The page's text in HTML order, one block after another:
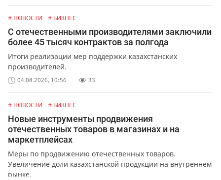
# НОВОСТИ # БИЗНЕС
С отечественными производителями заключили
более 45 тысяч контрактов за полгода
Итоги реализации мер поддержки казахстанских
производителей.
04.08.2026, 10:56 33
# НОВОСТИ # БИЗНЕС
Новые инструменты продвижения
отечественных товаров в магазинах и на
маркетплейсах
Меры по продвижению отечественных товаров.
Увеличение доли казахстанской продукции на внутреннем
рынке.